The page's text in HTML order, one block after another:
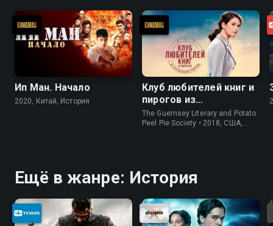
Ип Ман. Начало
2020, Китай, История
Клуб любителей книг и
пирогов из
картофельных
очистков
The Guernsey Literary and Potato
Peel Pie Society • 2018, США,
Ещё в жанре: История